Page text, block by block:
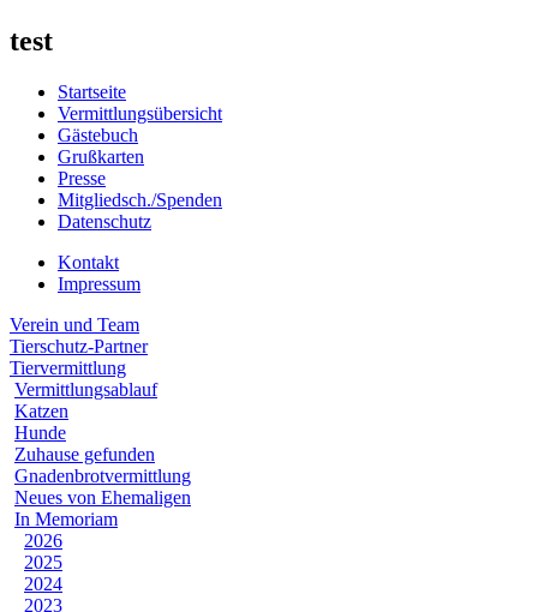
test
Startseite
Vermittlungsübersicht
Gästebuch
Grußkarten
Presse
Mitgliedsch./Spenden
Datenschutz
Kontakt
Impressum
Verein und Team
Tierschutz-Partner
Tiervermittlung
Vermittlungsablauf
Katzen
Hunde
Zuhause gefunden
Gnadenbrotvermittlung
Neues von Ehemaligen
In Memoriam
2026
2025
2024
2023